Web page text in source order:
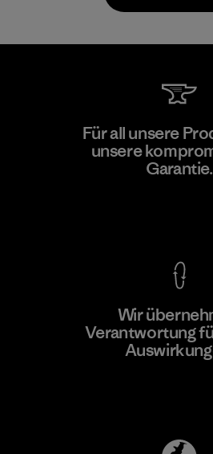
Kwang Viet Garment
Für all unsere
unsere
Garantie.
Wir
Verantwortung